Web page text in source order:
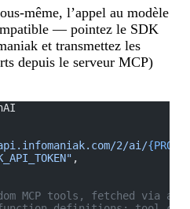
même, l’appel au modèle
— pointez le SDK
et transmettez les
depuis le serveur MCP)
2/ai/
,
MCP tools, fetched via an